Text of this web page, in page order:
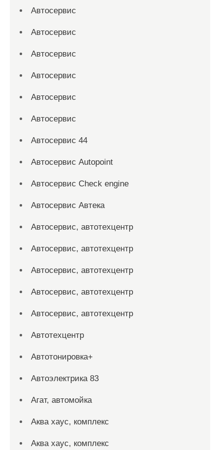
Автосервис
Автосервис
Автосервис
Автосервис
Автосервис
Автосервис
Автосервис 44
Автосервис Autopoint
Автосервис Check engine
Автосервис Автека
Автосервис, автотехцентр
Автосервис, автотехцентр
Автосервис, автотехцентр
Автосервис, автотехцентр
Автосервис, автотехцентр
Автотехцентр
Автотонировка+
Автоэлектрика 83
Агат, автомойка
Аква хаус, комплекс
Аква хаус, комплекс